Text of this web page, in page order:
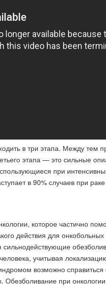
в три этапа. Между
этапа — это сильные
при
в 90% случаев при
которое частично
действия для
сильнодействующие
учитывая
возможно
при